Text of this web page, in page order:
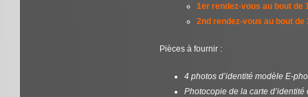
1er rendez-vous au bout de
2nd rendez-vous au bout
Pièces à fournir :
4 photos d’identité modèle E-
Photocopie de la carte d’identité